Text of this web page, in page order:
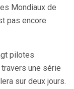
Mondiaux de
pas encore
pilotes
une série
sur deux jours.